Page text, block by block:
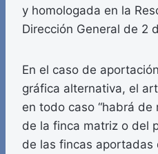
y homologada en la
Dirección General de 2
En el caso de
gráfica alternativa, el
en todo caso “habrá
de la finca matriz o del
de las fincas aportadas